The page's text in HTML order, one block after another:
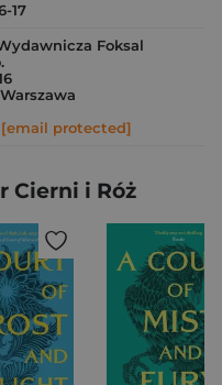
17
Foksal
[email protected]
Cierni i Róż